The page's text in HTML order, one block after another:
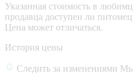
Указанная стоимость в
продавца доступен ли
Цена может отличаться.
История цены
Следить за изменениями Мы